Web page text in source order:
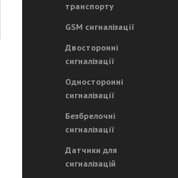
транспорту
GSM сигналізації
Двосторонні
сигналізації
Односторонні
сигналізації
Безбрелочні
сигналізації
Датчики для
сигналізацій